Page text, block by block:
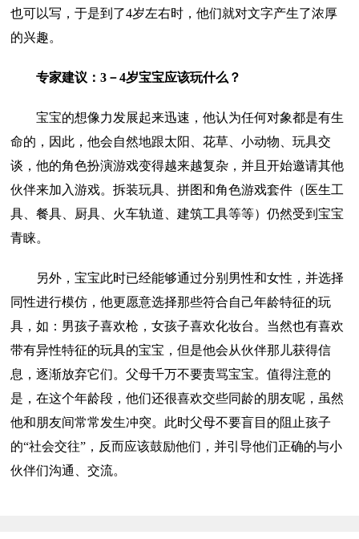
也可以写，于是到了4岁左右时，他们就对文字产生了浓厚
的兴趣。
专家建议：3－4岁宝宝应该玩什么？
宝宝的想像力发展起来迅速，他认为任何对象都是有生
命的，因此，他会自然地跟太阳、花草、小动物、玩具交
谈，他的角色扮演游戏变得越来越复杂，并且开始邀请其他
伙伴来加入游戏。拆装玩具、拼图和角色游戏套件（医生工
具、餐具、厨具、火车轨道、建筑工具等等）仍然受到宝宝
青睐。
另外，宝宝此时已经能够通过分别男性和女性，并选择
同性进行模仿，他更愿意选择那些符合自己年龄特征的玩
具，如：男孩子喜欢枪，女孩子喜欢化妆台。当然也有喜欢
带有异性特征的玩具的宝宝，但是他会从伙伴那儿获得信
息，逐渐放弃它们。父母千万不要责骂宝宝。值得注意的
是，在这个年龄段，他们还很喜欢交些同龄的朋友呢，虽然
他和朋友间常常发生冲突。此时父母不要盲目的阻止孩子
的“社会交往”，反而应该鼓励他们，并引导他们正确的与小
伙伴们沟通、交流。